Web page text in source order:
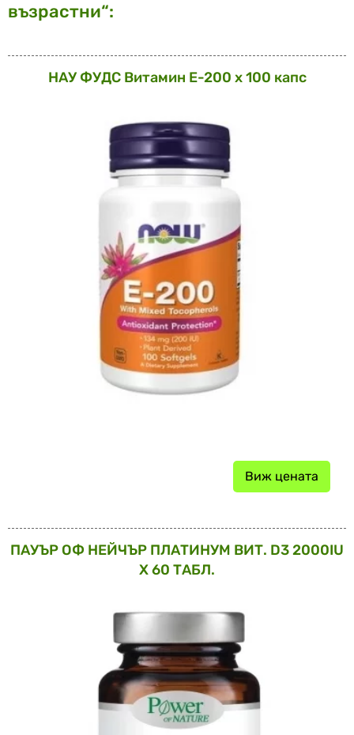
възрастни“:
НАУ ФУДС Витамин Е-200 х 100 капс
Виж цената
ПАУЪР ОФ НЕЙЧЪР ПЛАТИНУМ ВИТ. D3 2000IU
X 60 ТАБЛ.